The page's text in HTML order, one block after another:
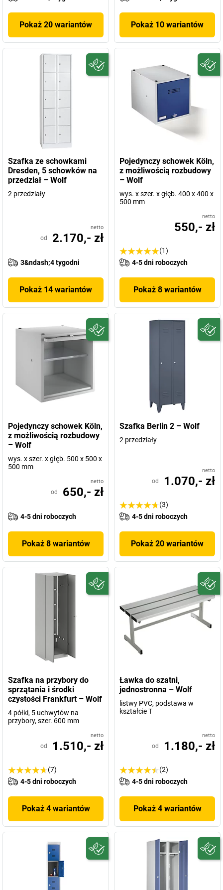
Pokaż 20 wariantów Pokaż 10 wariantów
Szafka ze schowkami
Dresden, 5 schowków na
przedział – Wolf
2 przedziały
netto
od 2.170,- zł
3&ndash;4 tygodni
Pokaż 14 wariantów
Pojedynczy schowek Köln,
z możliwością rozbudowy
– Wolf
wys. x szer. x głęb. 400 x 400 x
500 mm
netto
550,- zł
(1)
4-5 dni roboczych
Pokaż 8 wariantów
Pojedynczy schowek Köln,
z możliwością rozbudowy
– Wolf
wys. x szer. x głęb. 500 x 500 x
500 mm
netto
od 650,- zł
4-5 dni roboczych
Pokaż 8 wariantów
Szafka Berlin 2 – Wolf
2 przedziały
netto
od 1.070,- zł
(3)
4-5 dni roboczych
Pokaż 20 wariantów
Szafka na przybory do
sprzątania i środki
czystości Frankfurt – Wolf
4 półki, 5 uchwytów na
przybory, szer. 600 mm
netto
od 1.510,- zł
(7)
4-5 dni roboczych
Pokaż 4 wariantów
Ławka do szatni,
jednostronna – Wolf
listwy PVC, podstawa w
kształcie T
netto
od 1.180,- zł
(2)
4-5 dni roboczych
Pokaż 4 wariantów